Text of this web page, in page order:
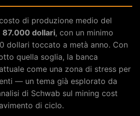
di produzione medio del
87.000 dollari, con un minimo
dollari toccato a metà anno. Con
quella soglia, la banca
come una zona di stress per
— un tema già esplorato da
di Schwab sul mining cost
di ciclo.